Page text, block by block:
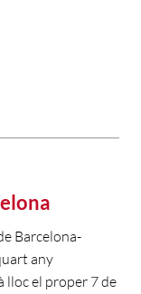
Barcelona-
any
lloc el proper 7 de